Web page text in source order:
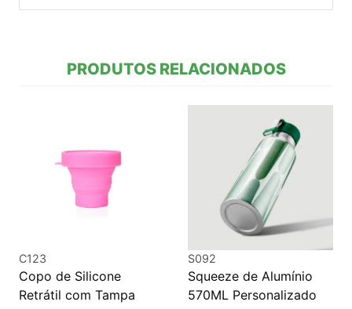
PRODUTOS RELACIONADOS
C123
Copo de Silicone
Retrátil com Tampa
S092
Squeeze de Alumínio
570ML Personalizado